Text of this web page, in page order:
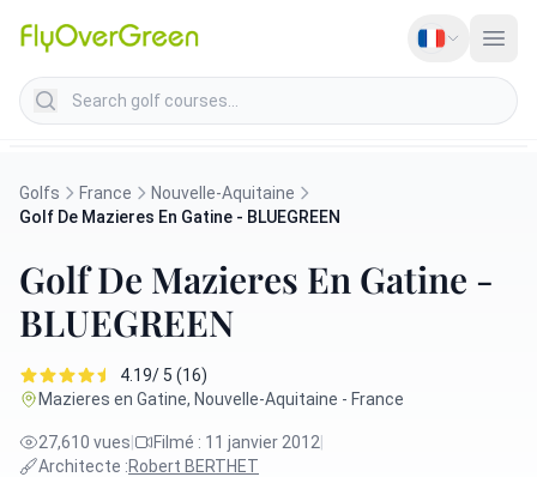
Search golf courses
Golfs France
Nouvelle-Aquitaine
Golf De Mazieres En Gatine - BLUEGREEN
Golf De Mazieres En Gatine -
BLUEGREEN
4.19/ 5 (16)
Mazieres en Gatine, Nouvelle-Aquitaine - France
27,610 vues Filmé : 11 janvier 2012
Architecte :Robert BERTHET